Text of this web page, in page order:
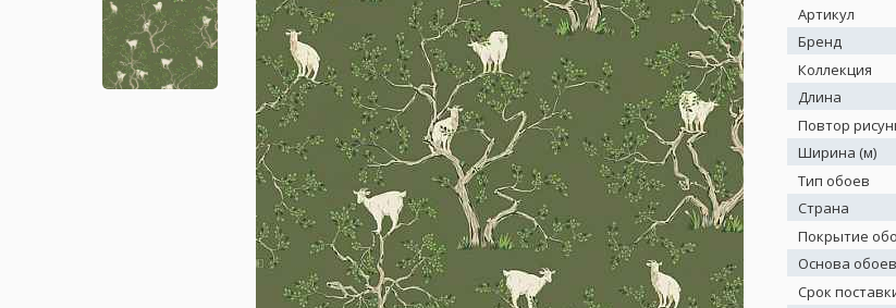
Личный кабинет
(сменить город)
Заказать обратный звонок
Артикул
Бренд
Коллекция
Длина
Повтор
Ширина (м)
Тип обоев
Страна
Покрытие
Основа обоев
Срок